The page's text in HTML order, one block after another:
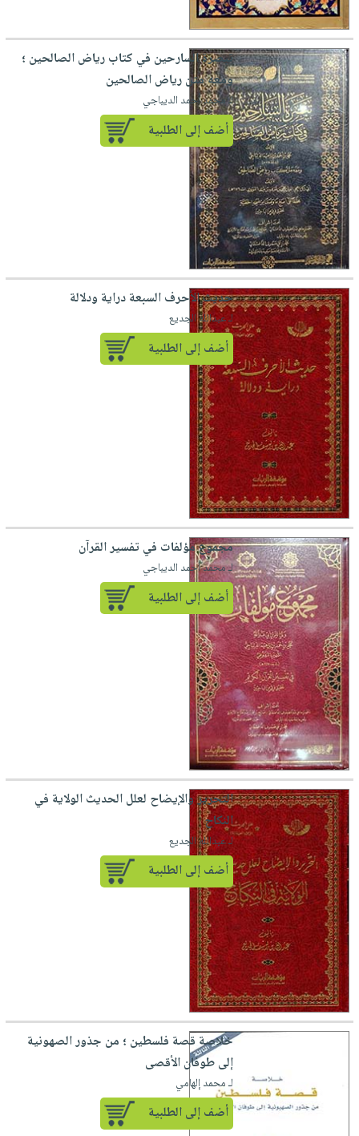
تبصرة السارحين في كتاب رياض الصالحين ؛
ومعه متن رياض الصالحين
لـ محمد أحمد الديباجي
أضف إلى الطلبية
حديث الأحرف السبعة دراية ودلالة
لـ عبدالله الجديع
أضف إلى الطلبية
مجموع مؤلفات في تفسير القرآن
لـ محمد أحمد الديباجي
أضف إلى الطلبية
التحرير والإيضاح لعلل الحديث الولاية في
النكاح
لـ عبدالله الجديع
أضف إلى الطلبية
خلاصة قصة فلسطين ؛ من جذور الصهونية
إلى طوفان الأقصى
لـ محمد إلهامي
أضف إلى الطلبية